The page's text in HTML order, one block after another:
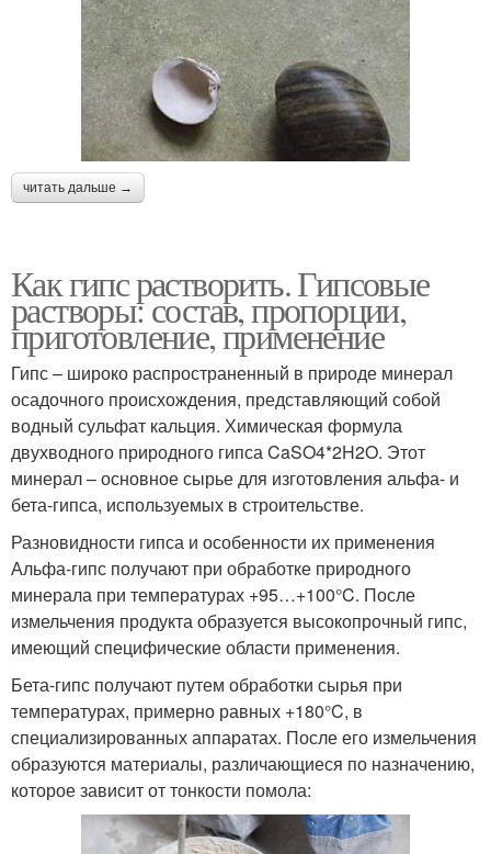
читать дальше →
Как гипс растворить. Гипсовые
растворы: состав, пропорции,
приготовление, применение
Гипс – широко распространенный в природе минерал
осадочного происхождения, представляющий собой
водный сульфат кальция. Химическая формула
двухводного природного гипса CaSO4*2H2O. Этот
минерал – основное сырье для изготовления альфа- и
бета-гипса, используемых в строительстве.
Разновидности гипса и особенности их применения
Альфа-гипс получают при обработке природного
минерала при температурах +95…+100°C. После
измельчения продукта образуется высокопрочный гипс,
имеющий специфические области применения.
Бета-гипс получают путем обработки сырья при
температурах, примерно равных +180°C, в
специализированных аппаратах. После его измельчения
образуются материалы, различающиеся по назначению,
которое зависит от тонкости помола: